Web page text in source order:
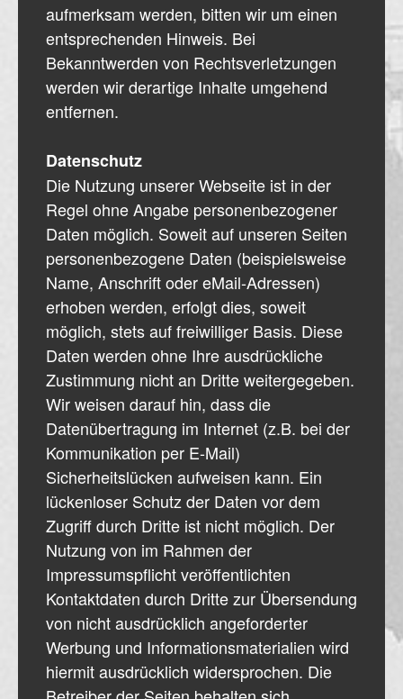
aufmerksam werden, bitten wir um einen
entsprechenden Hinweis. Bei
Bekanntwerden von Rechtsverletzungen
werden wir derartige Inhalte umgehend
entfernen.
Datenschutz
Die Nutzung unserer Webseite ist in der
Regel ohne Angabe personenbezogener
Daten möglich. Soweit auf unseren Seiten
personenbezogene Daten (beispielsweise
Name, Anschrift oder eMail-Adressen)
erhoben werden, erfolgt dies, soweit
möglich, stets auf freiwilliger Basis. Diese
Daten werden ohne Ihre ausdrückliche
Zustimmung nicht an Dritte weitergegeben.
Wir weisen darauf hin, dass die
Datenübertragung im Internet (z.B. bei der
Kommunikation per E-Mail)
Sicherheitslücken aufweisen kann. Ein
lückenloser Schutz der Daten vor dem
Zugriff durch Dritte ist nicht möglich. Der
Nutzung von im Rahmen der
Impressumspflicht veröffentlichten
Kontaktdaten durch Dritte zur Übersendung
von nicht ausdrücklich angeforderter
Werbung und Informationsmaterialien wird
hiermit ausdrücklich widersprochen. Die